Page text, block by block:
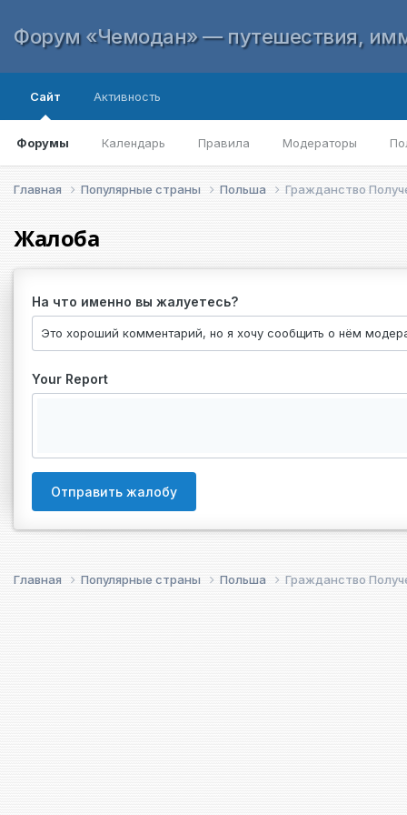
Форум «Чемодан» — путешествия,
Сайт
Форумы Календарь Правила Модераторы
Активность
Главная Популярные страны Польша Гражданство
Жалоба
На что именно вы жалуетесь?
Your Report
Отправить жалобу
Главная Популярные страны Польша Гражданство